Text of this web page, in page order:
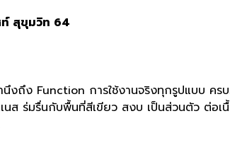
สุขุมวิท 64
นึงถึง Function การใช้งานจริงทุกรูปแบบ คร
นส ร่มรื่นกับพื้นที่สีเขียว สงบ เป็นส่วนตัว ต่อเ